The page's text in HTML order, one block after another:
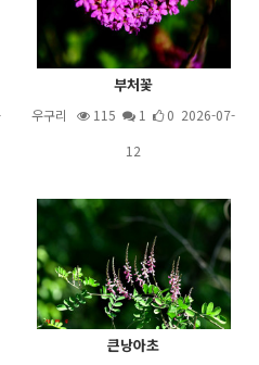
부처꽃
우구리 115 1
0 2026-07-
12
큰낭아초